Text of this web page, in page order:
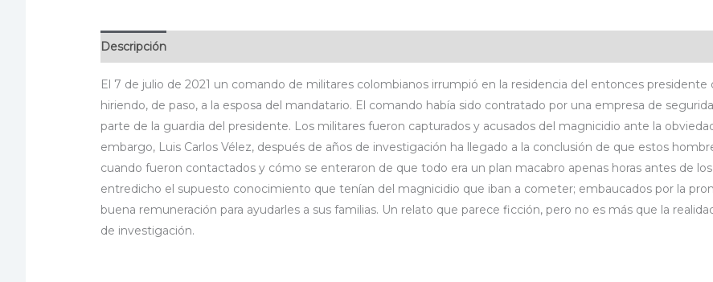
Descripción
El 7 de julio de 2021 un comando de militares colombianos irrumpió en la residencia del entonces presidente
hiriendo, de paso, a la esposa del mandatario. El comando había sido contratado por una empresa de
parte de la guardia del presidente. Los militares fueron capturados y acusados del magnicidio ante la
embargo, Luis Carlos Vélez, después de años de investigación ha llegado a la conclusión de que estos
cuando fueron contactados y cómo se enteraron de que todo era un plan macabro apenas horas antes de
entredicho el supuesto conocimiento que tenían del magnicidio que iban a cometer; embaucados por la
buena remuneración para ayudarles a sus familias. Un relato que parece ficción, pero no es más que la
de investigación.